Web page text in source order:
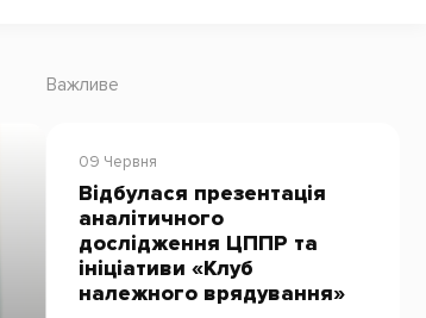
Важливе
09 Червня
Відбулася презентація
аналітичного
дослідження ЦППР та
ініціативи «Клуб
належного врядування»